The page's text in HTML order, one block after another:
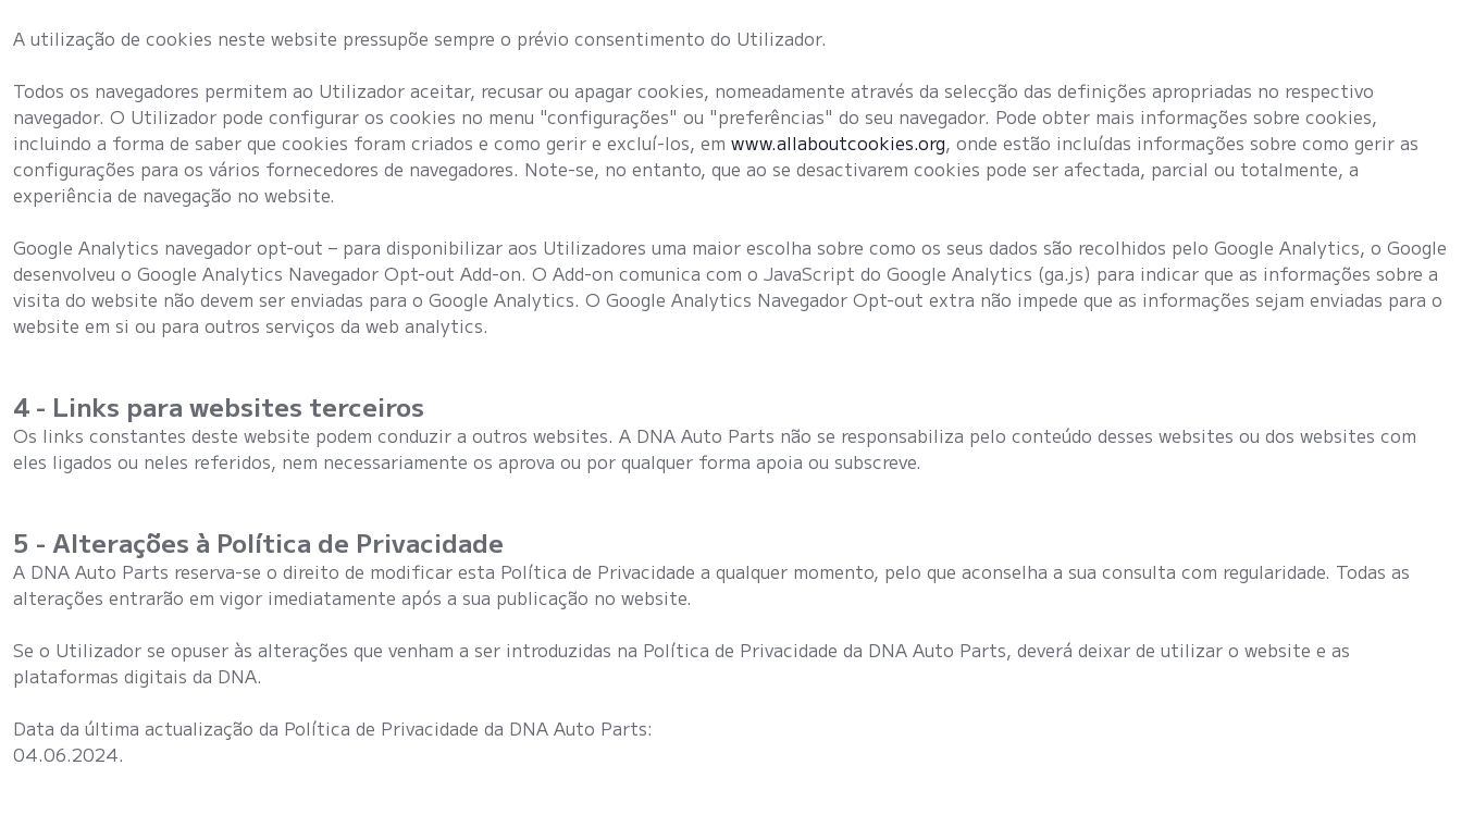
A utilização de cookies neste website pressupõe sempre o prévio consentimento do Utilizador.
Todos os navegadores permitem ao Utilizador aceitar, recusar ou apagar cookies, nomeadamente através da selecção das definições apropriadas no respectivo
navegador. O Utilizador pode configurar os cookies no menu "configurações" ou "preferências" do seu navegador. Pode obter mais informações sobre cookies,
incluindo a forma de saber que cookies foram criados e como gerir e excluí-los, em www.allaboutcookies.org, onde estão incluídas informações sobre como gerir as
configurações para os vários fornecedores de navegadores. Note-se, no entanto, que ao se desactivarem cookies pode ser afectada, parcial ou totalmente, a
experiência de navegação no website.
Google Analytics navegador opt-out – para disponibilizar aos Utilizadores uma maior escolha sobre como os seus dados são recolhidos pelo Google Analytics, o Google
desenvolveu o Google Analytics Navegador Opt-out Add-on. O Add-on comunica com o JavaScript do Google Analytics (ga.js) para indicar que as informações sobre a
visita do website não devem ser enviadas para o Google Analytics. O Google Analytics Navegador Opt-out extra não impede que as informações sejam enviadas para o
website em si ou para outros serviços da web analytics.
4 - Links para websites terceiros
Os links constantes deste website podem conduzir a outros websites. A DNA Auto Parts não se responsabiliza pelo conteúdo desses websites ou dos websites com
eles ligados ou neles referidos, nem necessariamente os aprova ou por qualquer forma apoia ou subscreve.
5 - Alterações à Política de Privacidade
A DNA Auto Parts reserva-se o direito de modificar esta Política de Privacidade a qualquer momento, pelo que aconselha a sua consulta com regularidade. Todas as
alterações entrarão em vigor imediatamente após a sua publicação no website.
Se o Utilizador se opuser às alterações que venham a ser introduzidas na Política de Privacidade da DNA Auto Parts, deverá deixar de utilizar o website e as
plataformas digitais da DNA.
Data da última actualização da Política de Privacidade da DNA Auto Parts:
04.06.2024.